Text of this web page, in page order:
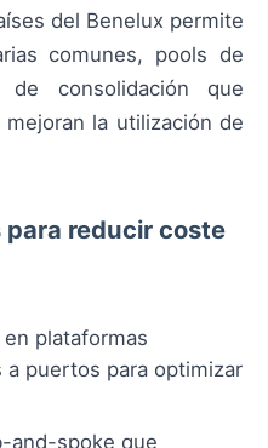
del Benelux permite
comunes, pools de
de consolidación que
la utilización de
reducir coste
plataformas
a puertos para optimizar
and-spoke que